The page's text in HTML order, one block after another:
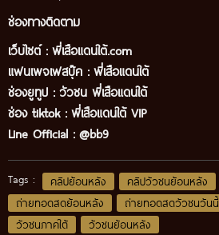
ช่องทางติดตาม
เว็บไซต์ : พี่เสือแดนใต้.com
แฟนเพจเฟสบุ๊ค : พี่เสือแดนใต้
ช่องยูทูป : วัวชน พี่เสือแดนใต้
ช่อง tiktok : พี่เสือแดนใต้ VIP
Line Official : @bb9
Tags : คลิปย้อนหลัง คลิปวัวชนย้อนหลัง
ถ่ายทอดสดย้อนหลัง
ถ่ายทอดสดวัวชนวันนี้
วัวชนภาคใต้
วัวชนย้อนหลัง